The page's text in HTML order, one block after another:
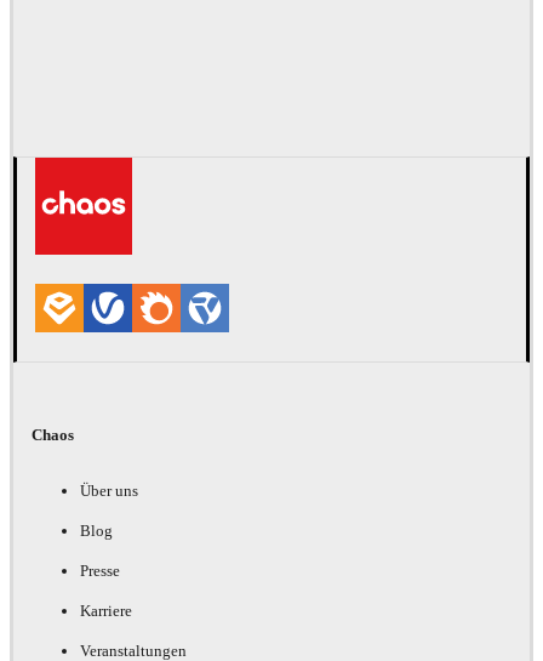
Chaos
Über uns
Blog
Presse
Karriere
Veranstaltungen